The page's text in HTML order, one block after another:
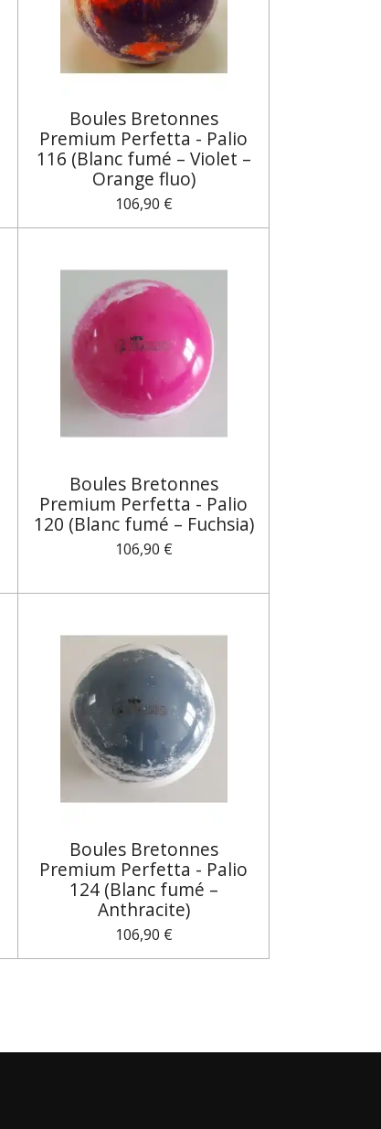
Boules Bretonnes
Premium Perfetta - Palio
116 (Blanc fumé – Violet –
Orange fluo)
106,90 €
Boules Bretonnes
Premium Perfetta - Palio
120 (Blanc fumé – Fuchsia)
106,90 €
Boules Bretonnes
Premium Perfetta - Palio
124 (Blanc fumé –
Anthracite)
106,90 €